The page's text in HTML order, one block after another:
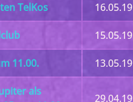
TelKos 16.05.19
15.05.19
11.00. 13.05.19
als
29.04.19